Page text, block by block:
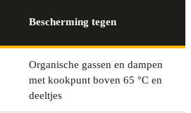
Bescherming tegen
Organische gassen en dampen
met kookpunt boven 65 °C en
deeltjes